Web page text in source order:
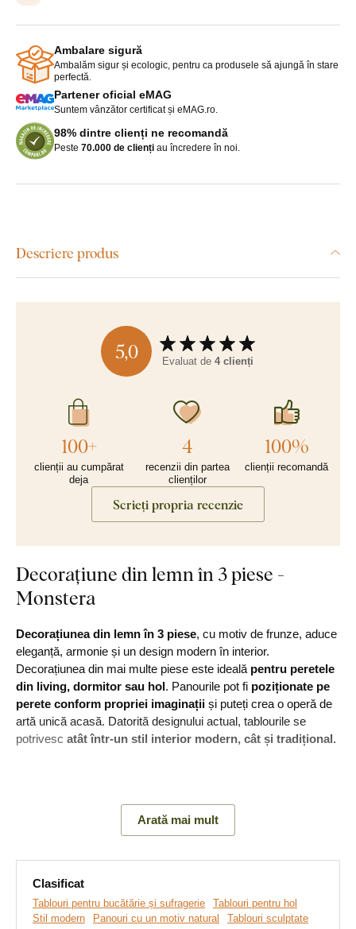
Ambalare sigură
Ambalăm sigur și ecologic, pentru ca produsele să ajungă în stare
perfectă.
Partener oficial eMAG
Suntem vânzător certificat și eMAG.ro.
98% dintre clienți ne recomandă
Peste 70.000 de clienți au încredere în noi.
Descriere produs
5,0 Evaluat de 4 clienți
100+
clienții au cumpărat
deja
4
recenzii din partea
clienților
100%
clienții recomandă
Scrieți propria recenzie
Decorațiune din lemn în 3 piese -
Monstera
Decorațiunea din lemn în 3 piese, cu motiv de frunze, aduce
eleganță, armonie și un design modern în interior.
Decorațiunea din mai multe piese este ideală pentru peretele
din living, dormitor sau hol. Panourile pot fi poziționate pe
perete conform propriei imaginații și puteți crea o operă de
artă unică acasă. Datorită designului actual, tablourile se
potrivesc atât într-un stil interior modern, cât și tradițional.
Principalele avantaje ale produsului:
Decorațiune originală sculptată
Fabricat ecologic din lemn
Disponibil în diverse finisaje
Arată mai mult
Clasificat
Tablouri pentru bucătărie și sufragerie
Tablouri pentru hol
Stil modern
Panouri cu un motiv natural
Tablouri sculptate